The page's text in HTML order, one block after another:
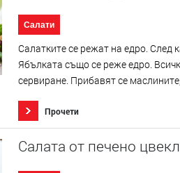
Салати
Салатките се режат на едро. След
Ябълката също се реже едро.
сервиране. Прибавят се
Прочети
Салата от печено